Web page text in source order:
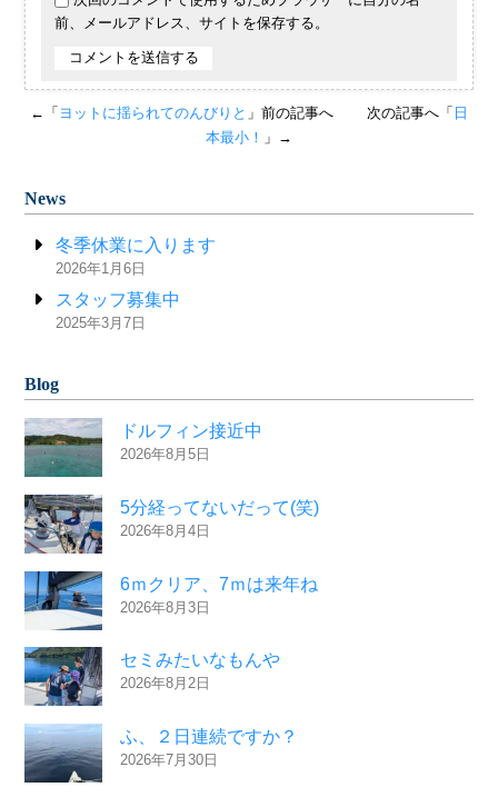
前、メールアドレス、サイトを保存する。
←「 ヨットに揺られてのんびりと 」前の記事へ 次の記事へ「 日
本最小！ 」→
News
冬季休業に入ります
2026年1月6日
スタッフ募集中
2025年3月7日
Blog
ドルフィン接近中
2026年8月5日
5分経ってないだって(笑)
2026年8月4日
6ｍクリア、7ｍは来年ね
2026年8月3日
セミみたいなもんや
2026年8月2日
ふ、２日連続ですか？
2026年7月30日